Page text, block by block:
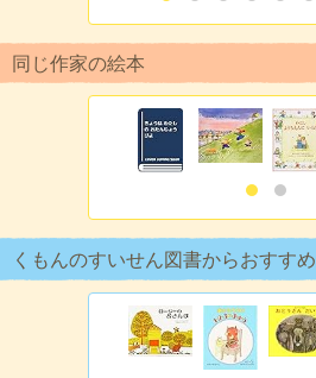
同じ作家の絵本
くもんのすいせん図書からおすすめ